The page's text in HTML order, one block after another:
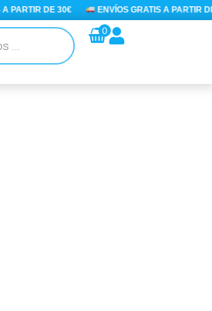
DE 30€ ENVÍOS GRATIS A PARTIR DE
0